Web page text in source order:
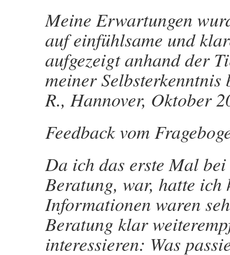
Meine Erwartungen
auf einfühlsame und
aufgezeigt anhand der
meiner
R., Hannover, Oktober
Feedback vom
Da ich das erste Mal
Beratung, war, hatte
Informationen waren
Beratung klar
interessieren: Was